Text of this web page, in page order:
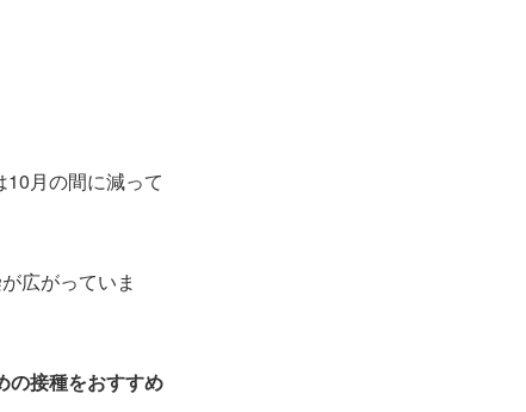
月の間に減って
広がっていま
の接種をおすすめ